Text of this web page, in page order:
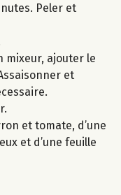
Peler et
mixeur, ajouter le
et
et tomate, d’une
et d’une feuille